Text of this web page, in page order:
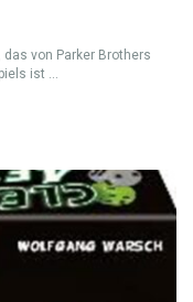
von Parker Brothers
ist ...